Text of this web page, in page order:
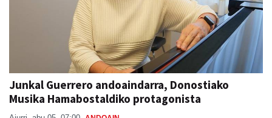
Junkal Guerrero andoaindarra, Donostiako
Musika Hamabostaldiko protagonista